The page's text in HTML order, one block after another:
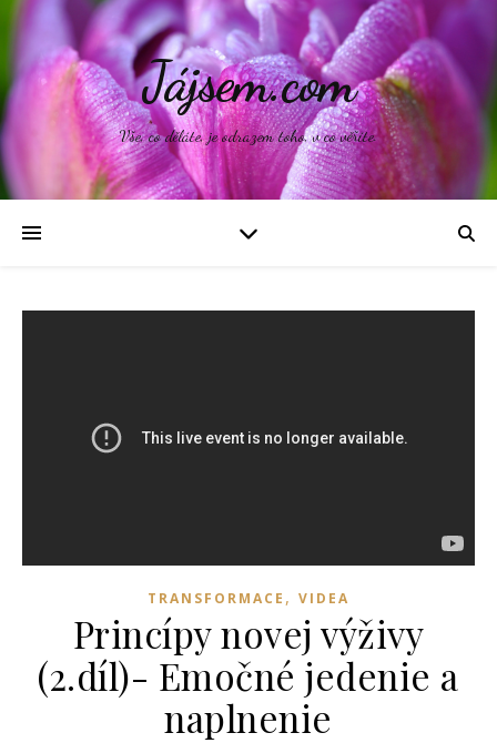
Jájsem.com
Vše, co děláte, je odrazem toho, v co věříte.
TRANSFORMACE , VIDEA
Princípy novej výživy
(2.díl)- Emočné jedenie a
naplnenie